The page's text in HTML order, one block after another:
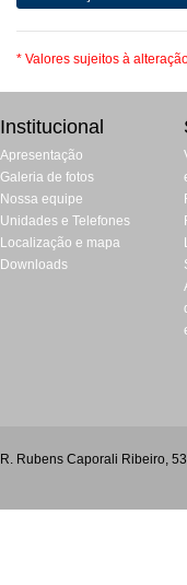
* Valores sujeitos à
Institucional
Apresentação
Galeria de fotos
Nossa equipe
Unidades e Telefones
Localização e mapa
Downloads
R. Rubens Caporali Ribeiro,